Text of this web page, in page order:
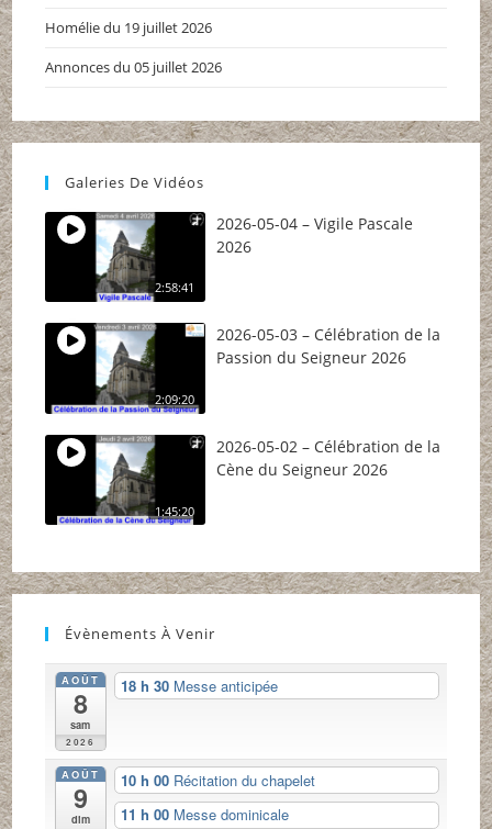
Homélie du 19 juillet 2026
Annonces du 05 juillet 2026
Galeries De Vidéos
2:58:41
2026-05-04 – Vigile Pascale
2026
2:09:20
2026-05-03 – Célébration de la
Passion du Seigneur 2026
1:45:20
2026-05-02 – Célébration de la
Cène du Seigneur 2026
Évènements À Venir
AOÛT
8
sam
2026
18 h 30 Messe anticipée
AOÛT
9
dim
10 h 00 Récitation du chapelet
11 h 00 Messe dominicale